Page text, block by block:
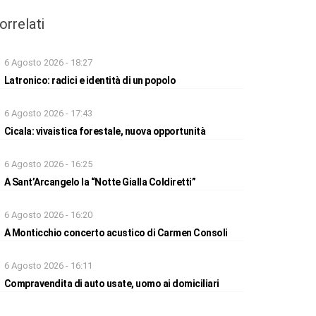
6 Agosto 2026 - 18:27
Latronico: radici e identità di un popolo
6 Agosto 2026 - 17:43
Cicala: vivaistica forestale, nuova opportunità
6 Agosto 2026 - 16:25
A Sant’Arcangelo la “Notte Gialla Coldiretti”
6 Agosto 2026 - 16:20
A Monticchio concerto acustico di Carmen Consoli
6 Agosto 2026 - 16:11
Compravendita di auto usate, uomo ai domiciliari